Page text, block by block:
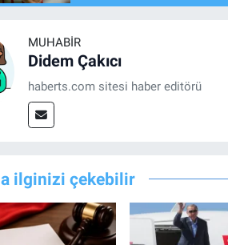
MUHABIR
Didem Çakıcı
haberts.com sitesi haber editörü
ilginizi çekebilir